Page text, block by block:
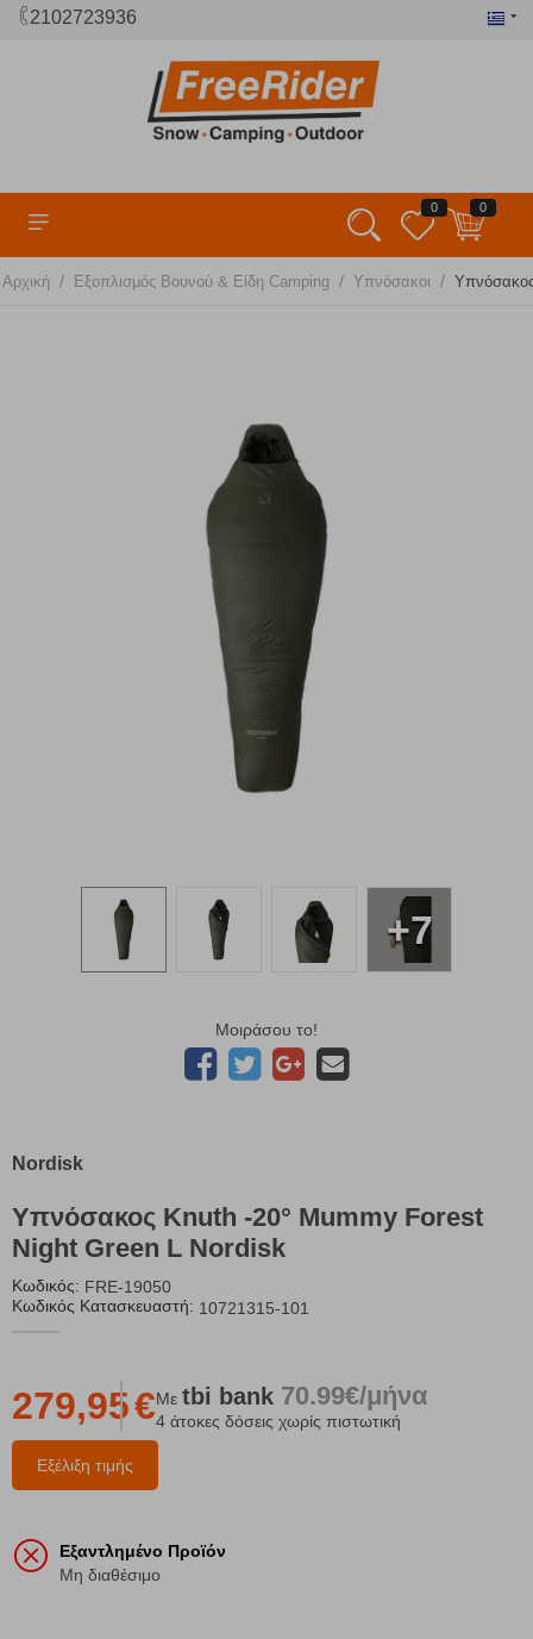
2102723936
0 0
Αρχική / Εξοπλισμός Βουνού & Είδη Camping / Υπνόσακοι /
+7
Μοιράσου το!
Nordisk
Υπνόσακος Knuth -20° Mummy Forest
Night Green L Nordisk
Κωδικός: FRE-19050
Κωδικός Κατασκευαστή: 10721315-101
Εξέλιξη τιμής
279,95€Με tbi bank 70.99€/μήνα
4 άτοκες δόσεις χωρίς πιστωτική
Εξαντλημένο Προϊόν
Μη διαθέσιμο